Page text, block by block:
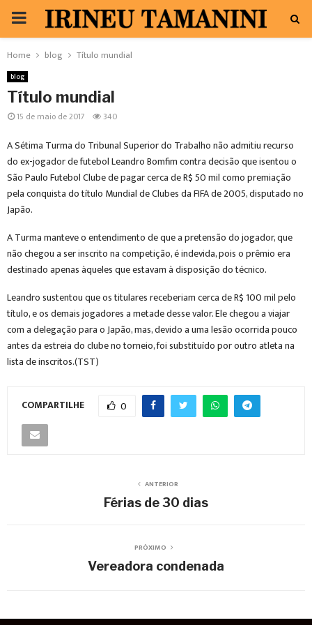
PRIMARY
MENU
Home blog Título mundial
blog
Título mundial
15 de maio de 2017 340
A Sétima Turma do Tribunal Superior do Trabalho não admitiu recurso
do ex-jogador de futebol Leandro Bomfim contra decisão que isentou o
São Paulo Futebol Clube de pagar cerca de R$ 50 mil como premiação
pela conquista do título Mundial de Clubes da FIFA de 2005, disputado no
Japão.
A Turma manteve o entendimento de que a pretensão do jogador, que
não chegou a ser inscrito na competição, é indevida, pois o prêmio era
destinado apenas àqueles que estavam à disposição do técnico.
Leandro sustentou que os titulares receberiam cerca de R$ 100 mil pelo
título, e os demais jogadores a metade desse valor. Ele chegou a viajar
com a delegação para o Japão, mas, devido a uma lesão ocorrida pouco
antes da estreia do clube no torneio, foi substituído por outro atleta na
lista de inscritos.(TST)
COMPARTILHE 0
ANTERIOR
Férias de 30 dias
PRÓXIMO
Vereadora condenada